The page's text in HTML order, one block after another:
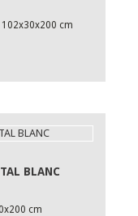
cm
BLANC
cm